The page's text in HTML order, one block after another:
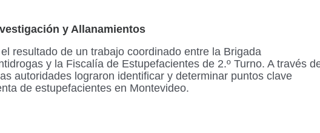
y Allanamientos
resultado de un trabajo coordinado entre la Brigada
y la Fiscalía de Estupefacientes de 2.º Turno. A través
autoridades lograron identificar y determinar puntos clave
de estupefacientes en Montevideo.